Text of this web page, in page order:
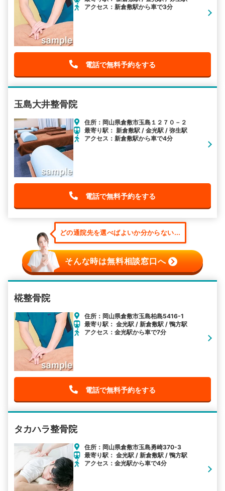
アクセス：新倉敷駅から車で3分
電話で無料予約をする
玉島大井整骨院
住所：岡山県倉敷市玉島１２７０－２
最寄り駅： 新倉敷駅 / 金光駅 / 弥生駅
アクセス：新倉敷駅から車で4分
電話で無料予約をする
どの通院先を選べばよいか分からない...
そんな時は無料相談窓口へ
椛整骨院
住所：岡山県倉敷市玉島柏島5416-1
最寄り駅： 金光駅 / 新倉敷駅 / 鴨方駅
アクセス：金光駅から車で7分
電話で無料予約をする
タカハラ整骨院
住所：岡山県倉敷市玉島勇崎370-3
最寄り駅： 金光駅 / 新倉敷駅 / 鴨方駅
アクセス：金光駅から車で4分